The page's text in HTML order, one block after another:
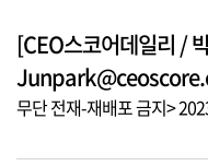
[CEO스코어데일리 /
무단 전재-재배포 금지>